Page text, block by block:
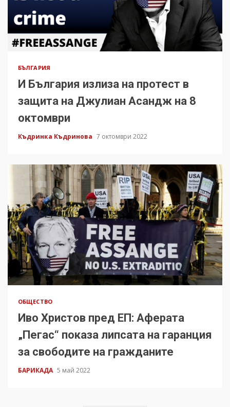
БЪЛГАРИЯ
И България излиза на протест в
защита на Джулиан Асандж на 8
октомври
Къдринка Къдринова 7 октомври 2022
ОБЩЕСТВО
Иво Христов пред ЕП: Аферата
„Пегас“ показа липсата на гаранция
за свободите на гражданите
БАРИКАДА 5 май 2022